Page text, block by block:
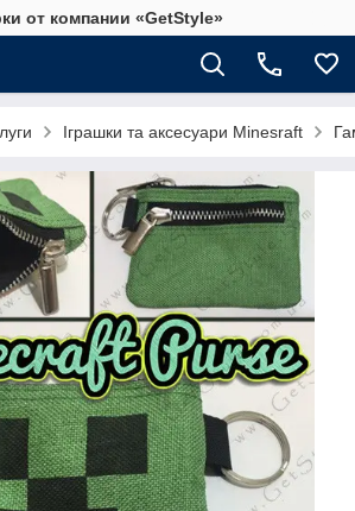
от компании «GetStyle»
Іграшки та аксесуари Minesraft